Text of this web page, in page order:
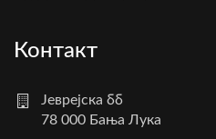
Контакт
Јеврејска бб
78 000 Бања Лука